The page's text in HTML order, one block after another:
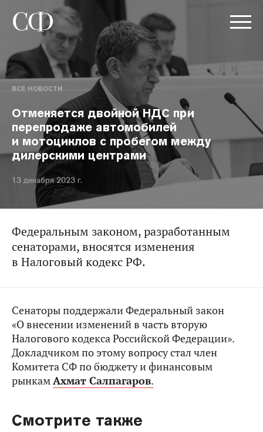
ВСЕ НОВОСТИ
Отменяется двойной НДС при
перепродаже автомобилей
и мотоциклов с пробегом между
дилерскими центрами
13 декабря 2023 г.
Федеральным законом, разработанным
сенаторами, вносятся изменения
в Налоговый кодекс РФ.
Сенаторы поддержали Федеральный закон
«О внесении изменений в часть вторую
Налогового кодекса Российской Федерации».
Докладчиком по этому вопросу стал член
Комитета СФ по бюджету и финансовым
рынкамАхмат Салпагаров.
Смотрите также